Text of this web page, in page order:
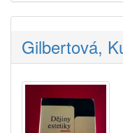
Gilbertová,